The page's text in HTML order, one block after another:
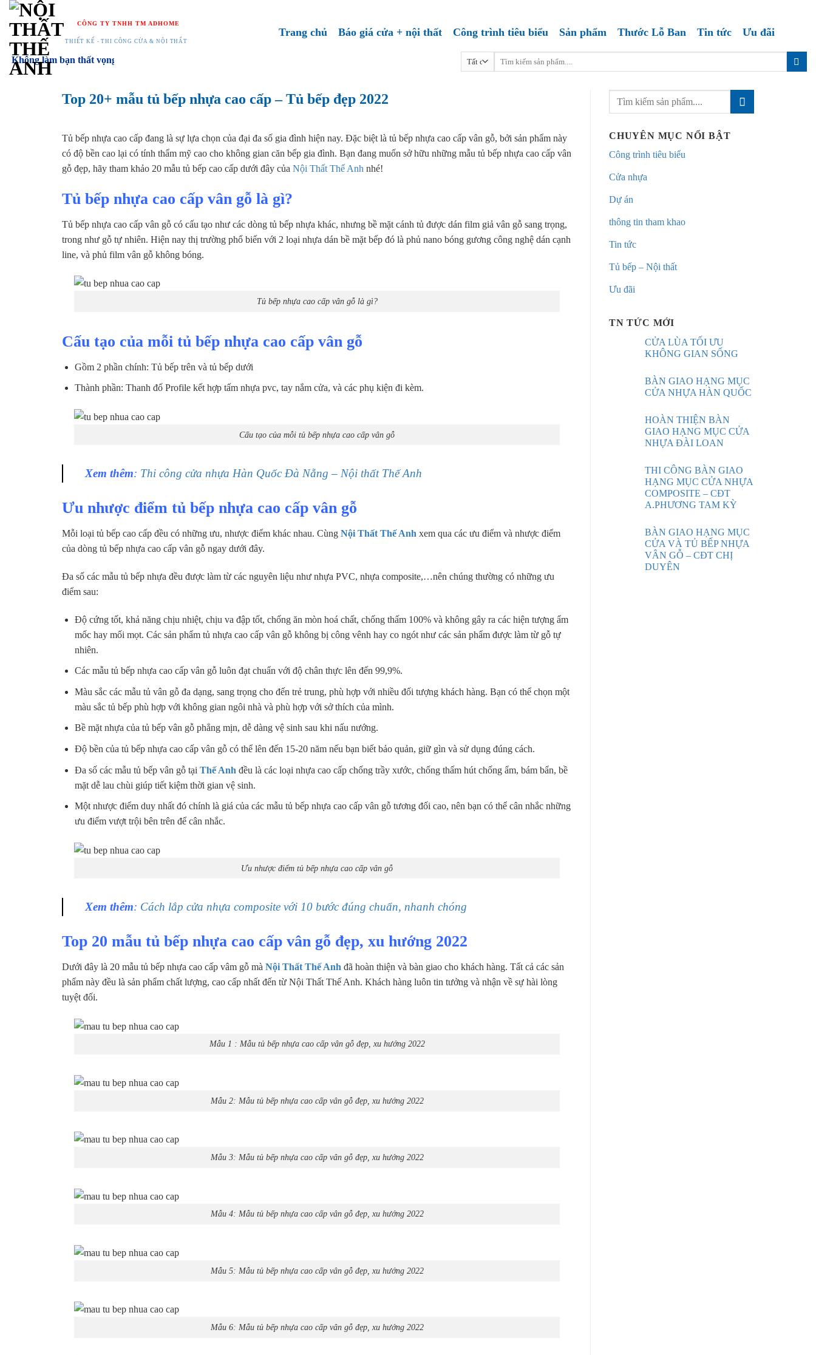
Chuyển
đến
dung
CÔNG TY TNHH TM ADHOME
THIẾT KẾ - THI CÔNG CỬA & NỘI THẤT
Trang chủ Báo giá cửa + nội thất Công trình tiêu biểu Sản phẩm Thước Lỗ Ban Tin tức Ưu đãi
làm bạn thất vọng
Top 20+ mẫu tủ bếp nhựa cao cấp – Tủ bếp đẹp 2022
Tủ bếp nhựa cao cấp đang là sự lựa chọn của đại đa số gia đình hiện nay. Đặc biệt là tủ bếp nhựa cao cấp vân gỗ, bởi sản phẩm này
có độ bền cao lại có tính thẩm mỹ cao cho không gian căn bếp gia đình. Bạn đang muốn sở hữu những mẫu tủ bếp nhựa cao cấp vân
gỗ đẹp, hãy tham khảo 20 mẫu tủ bếp cao cấp dưới đây của Nội Thất Thế Anh nhé!
Tủ bếp nhựa cao cấp vân gỗ là gì?
Tủ bếp nhựa cao cấp vân gỗ có cấu tạo như các dòng tủ bếp nhựa khác, nhưng bề mặt cánh tủ được dán film giả vân gỗ sang trọng,
trong như gỗ tự nhiên. Hiện nay thị trường phổ biến với 2 loại nhựa dán bề mặt bếp đó là phủ nano bóng gương công nghệ dán cạnh
line, và phủ film vân gỗ không bóng.
Tủ bếp nhựa cao cấp vân gỗ là gì?
Cấu tạo của mỗi tủ bếp nhựa cao cấp vân gỗ
Gồm 2 phần chính: Tủ bếp trên và tủ bếp dưới
Thành phần: Thanh đố Profile kết hợp tấm nhựa pvc, tay nắm cửa, và các phụ kiện đi kèm.
Cấu tạo của mỗi tủ bếp nhựa cao cấp vân gỗ
Xem thêm: Thi công cửa nhựa Hàn Quốc Đà Nẵng – Nội thất Thế Anh
Ưu nhược điểm tủ bếp nhựa cao cấp vân gỗ
Mỗi loại tủ bếp cao cấp đều có những ưu, nhược điểm khác nhau. Cùng Nội Thất Thế Anh xem qua các ưu điểm và nhược điểm
của dòng tủ bếp nhựa cao cấp vân gỗ ngay dưới đây.
Đa số các mẫu tủ bếp nhựa đều được làm từ các nguyên liệu như nhựa PVC, nhựa composite,…nên chúng thường có những ưu
điểm sau:
Độ cứng tốt, khả năng chịu nhiệt, chịu va đập tốt, chống ăn mòn hoá chất, chống thấm 100% và không gây ra các hiện tượng ẩm
mốc hay mối mọt. Các sản phẩm tủ nhựa cao cấp vân gỗ không bị công vênh hay co ngót như các sản phẩm được làm từ gỗ tự
nhiên.
Các mẫu tủ bếp nhựa cao cấp vân gỗ luôn đạt chuẩn với độ chân thực lên đến 99,9%.
Màu sắc các mẫu tủ vân gỗ đa dạng, sang trọng cho đến trẻ trung, phù hợp với nhiều đối tượng khách hàng. Bạn có thể chọn một
màu sắc tủ bếp phù hợp với không gian ngôi nhà và phù hợp với sở thích của mình.
Bề mặt nhựa của tủ bếp vân gỗ phẳng mịn, dễ dàng vệ sinh sau khi nấu nướng.
Độ bền của tủ bếp nhựa cao cấp vân gỗ có thể lên đến 15-20 năm nếu bạn biết bảo quản, giữ gìn và sử dụng đúng cách.
Đa số các mẫu tủ bếp vân gỗ tại Thế Anh đều là các loại nhựa cao cấp chống trầy xước, chống thấm hút chống ẩm, bám bẩn, bề
mặt dễ lau chùi giúp tiết kiệm thời gian vệ sinh.
Một nhược điểm duy nhất đó chính là giá của các mẫu tủ bếp nhựa cao cấp vân gỗ tương đối cao, nên bạn có thể cân nhắc những
ưu điểm vượt trội bên trên để cân nhắc.
Ưu nhược điểm tủ bếp nhựa cao cấp vân gỗ
Xem thêm: Cách lắp cửa nhựa composite với 10 bước đúng chuẩn, nhanh chóng
Top 20 mẫu tủ bếp nhựa cao cấp vân gỗ đẹp, xu hướng 2022
Dưới đây là 20 mẫu tủ bếp nhựa cao cấp vâm gỗ mà Nội Thất Thế Anh đã hoàn thiện và bàn giao cho khách hàng. Tất cả các sản
phẩm này đều là sản phẩm chất lượng, cao cấp nhất đến từ Nội Thất Thế Anh. Khách hàng luôn tin tưởng và nhận về sự hài lòng
tuyệt đối.
Mẫu 1 : Mẫu tủ bếp nhựa cao cấp vân gỗ đẹp, xu hướng 2022
Mẫu 2: Mẫu tủ bếp nhựa cao cấp vân gỗ đẹp, xu hướng 2022
Mẫu 3: Mẫu tủ bếp nhựa cao cấp vân gỗ đẹp, xu hướng 2022
Mẫu 4: Mẫu tủ bếp nhựa cao cấp vân gỗ đẹp, xu hướng 2022
Mẫu 5: Mẫu tủ bếp nhựa cao cấp vân gỗ đẹp, xu hướng 2022
Mẫu 6: Mẫu tủ bếp nhựa cao cấp vân gỗ đẹp, xu hướng 2022
CHUYÊN MỤC NỔI BẬT
Công trình tiêu biểu
Cửa nhựa
Dự án
thông tin tham khao
Tin tức
Tủ bếp – Nội thất
Ưu đãi
TN TỨC MỚI
CỬA LÙA TỐI ƯU
KHÔNG GIAN SỐNG
BÀN GIAO HẠNG MỤC
CỬA NHỰA HÀN QUỐC
HOÀN THIỆN BÀN
GIAO HẠNG MỤC CỬA
NHỰA ĐÀI LOAN
THI CÔNG BÀN GIAO
HẠNG MỤC CỬA NHỰA
COMPOSITE – CĐT
A.PHƯƠNG TAM KỲ
BÀN GIAO HẠNG MỤC
CỬA VÀ TỦ BẾP NHỰA
VÂN GỖ – CĐT CHỊ
DUYÊN